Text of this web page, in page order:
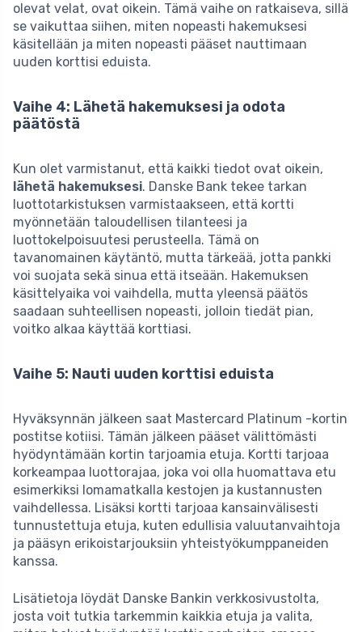
olevat velat, ovat oikein. Tämä vaihe on ratkaiseva, sillä
se vaikuttaa siihen, miten nopeasti hakemuksesi
käsitellään ja miten nopeasti pääset nauttimaan
uuden korttisi eduista.
Vaihe 4: Lähetä hakemuksesi ja odota
päätöstä
Kun olet varmistanut, että kaikki tiedot ovat oikein,
lähetä hakemuksesi. Danske Bank tekee tarkan
luottotarkistuksen varmistaakseen, että kortti
myönnetään taloudellisen tilanteesi ja
luottokelpoisuutesi perusteella. Tämä on
tavanomainen käytäntö, mutta tärkeää, jotta pankki
voi suojata sekä sinua että itseään. Hakemuksen
käsittelyaika voi vaihdella, mutta yleensä päätös
saadaan suhteellisen nopeasti, jolloin tiedät pian,
voitko alkaa käyttää korttiasi.
Vaihe 5: Nauti uuden korttisi eduista
Hyväksynnän jälkeen saat Mastercard Platinum -kortin
postitse kotiisi. Tämän jälkeen pääset välittömästi
hyödyntämään kortin tarjoamia etuja. Kortti tarjoaa
korkeampaa luottorajaa, joka voi olla huomattava etu
esimerkiksi lomamatkalla kestojen ja kustannusten
vaihdellessa. Lisäksi kortti tarjoaa kansainvälisesti
tunnustettuja etuja, kuten edullisia valuutanvaihtoja
ja pääsyn erikoistarjouksiin yhteistyökumppaneiden
kanssa.
Lisätietoja löydät Danske Bankin verkkosivustolta,
josta voit tutkia tarkemmin kaikkia etuja ja valita,